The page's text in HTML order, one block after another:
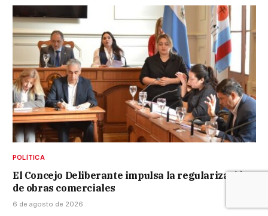
POLÍTICA
El Concejo Deliberante impulsa la regularización
de obras comerciales
6 de agosto de 2026